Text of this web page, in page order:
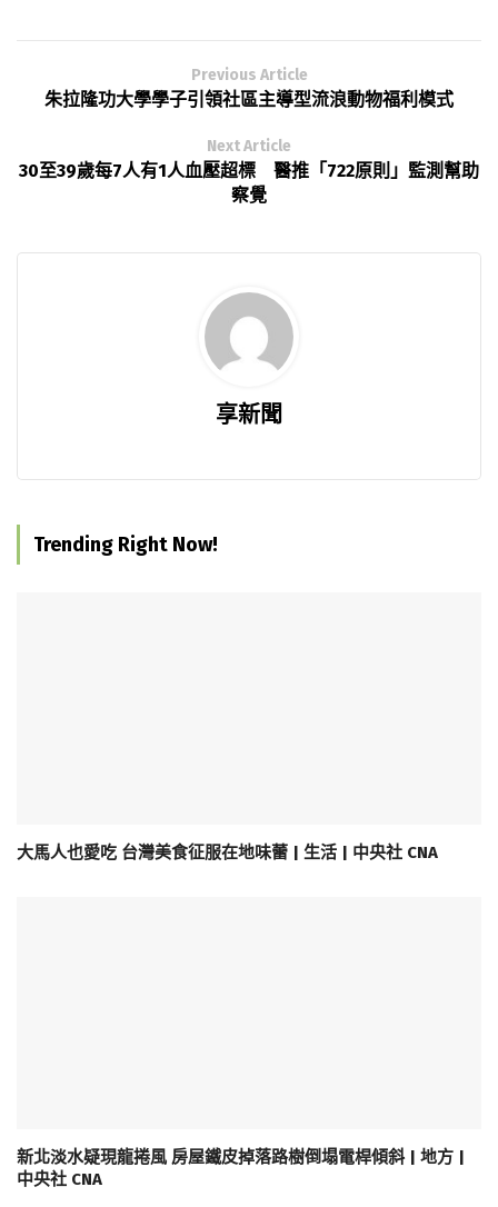
Previous Article
朱拉隆功大學學子引領社區主導型流浪動物福利模式
Next Article
30至39歲每7人有1人血壓超標 醫推「722原則」監測幫助
察覺
享新聞
Trending Right Now!
大馬人也愛吃 台灣美食征服在地味蕾 | 生活 | 中央社 CNA
新北淡水疑現龍捲風 房屋鐵皮掉落路樹倒塌電桿傾斜 | 地方 |
中央社 CNA